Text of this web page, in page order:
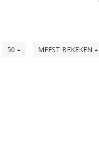
50 MEEST BEKEKEN